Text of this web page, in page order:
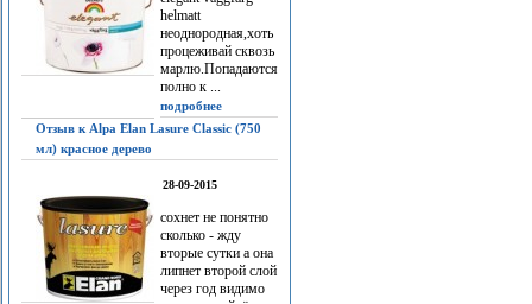
helmatt
неоднородная,хоть
процеживай сквозь
марлю.Попадаются
полно к ...
подробнее
Отзыв к Alpa Elan Lasure Classic (750
мл) красное дерево
28-09-2015
сохнет не понятно
сколько - жду
вторые сутки а она
липнет второй слой
через год видимо